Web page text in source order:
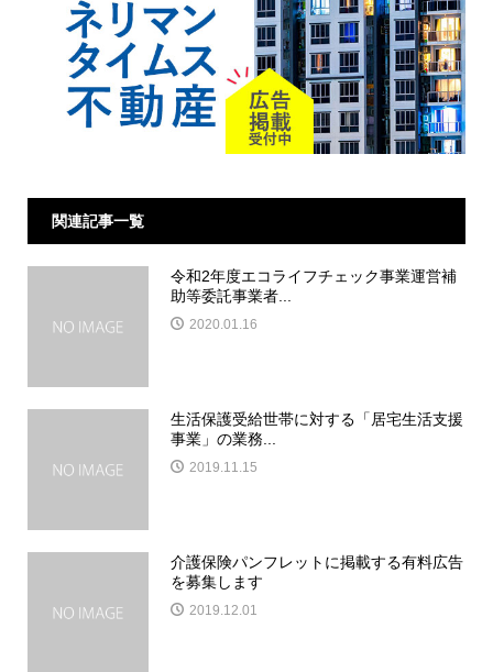
関連記事一覧
令和2年度エコライフチェック事業運営補
助等委託事業者...
2020.01.16
生活保護受給世帯に対する「居宅生活支援
事業」の業務...
2019.11.15
介護保険パンフレットに掲載する有料広告
を募集します
2019.12.01